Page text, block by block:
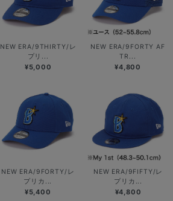
NEW ERA/9THIRTY/レ
プリ...
¥5,000
NEW ERA/9FORTY AF
TR...
¥4,800
NEW ERA/9FORTY/レ
プリカ...
¥5,400
NEW ERA/9FIFTY/レ
プリカ...
¥4,800